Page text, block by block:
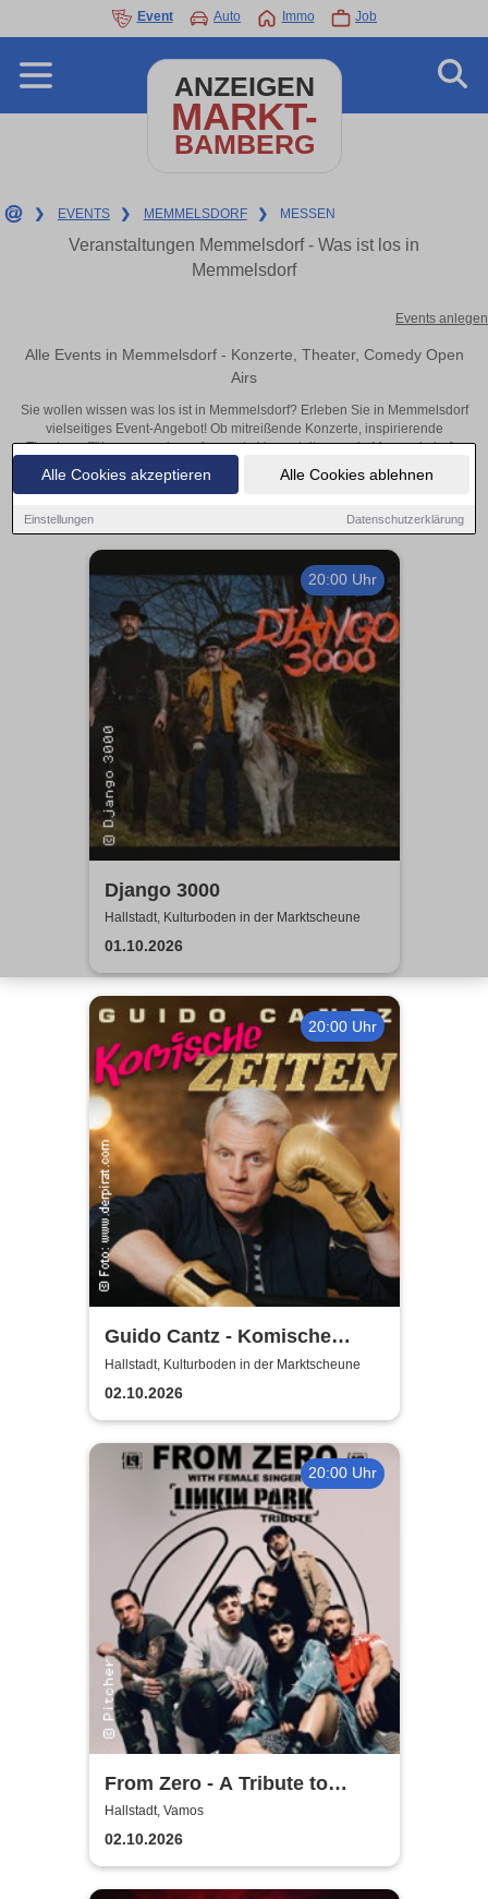
Alle Cookies akzeptieren Alle Cookies ablehnen
Einstellungen Datenschutzerklärung
Event Auto Immo Job
ANZEIGEN
MARKT-
BAMBERG
❯ EVENTS ❯ MEMMELSDORF ❯ MESSEN
Veranstaltungen Memmelsdorf - Was ist los in
Memmelsdorf
Events anlegen
Alle Events in Memmelsdorf - Konzerte, Theater, Comedy Open
Airs
Sie wollen wissen was los ist in Memmelsdorf? Erleben Sie in Memmelsdorf
vielseitiges Event-Angebot! Ob mitreißende Konzerte, inspirierende
Theateraufführungen oder aufregende Veranstaltungen in Memmelsdorf –
hier finden alles im Überblick und Tickets.
20:00 Uhr
Django 3000
Hallstadt, Kulturboden in der Marktscheune
01.10.2026
20:00 Uhr
Guido Cantz - Komische
Zeiten | Das neue Programm
Hallstadt, Kulturboden in der Marktscheune
02.10.2026
20:00 Uhr
From Zero - A Tribute to
Linkin Park
Hallstadt, Vamos
02.10.2026